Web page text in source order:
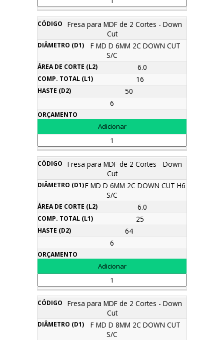
Fresa para MDF de 2 Cortes - Down
Cut
F MD D 6MM 2C DOWN CUT
S/C
6.0
16
50
6
Fresa para MDF de 2 Cortes - Down
Cut
F MD D 6MM 2C DOWN CUT H6
S/C
6.0
25
64
6
Fresa para MDF de 2 Cortes - Down
Cut
F MD D 8MM 2C DOWN CUT
S/C